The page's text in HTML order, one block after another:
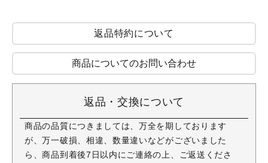
返品特約について
商品についてのお問い合わせ
返品・交換について
商品の品質につきましては、万全を期しております
が、万一破損、相違、数量違いなどがございました
ら、商品到着後7日以内にご連絡の上、ご返送くださ